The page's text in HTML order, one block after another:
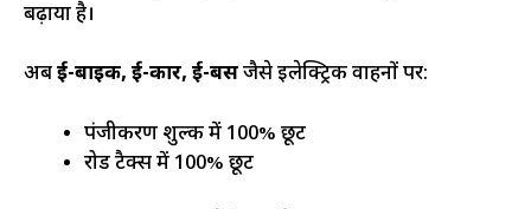
बढ़ाया है।
अबई-बाइक, ई-कार, ई-बसजैसे इलेक्ट्रिक वाहनों पर:
पंजीकरण शुल्क में 100% छूट
रोड टैक्स में 100% छूट